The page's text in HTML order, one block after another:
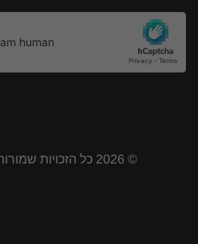
© 2026 כל הזכויות שמורות לאינטלקט ספרים